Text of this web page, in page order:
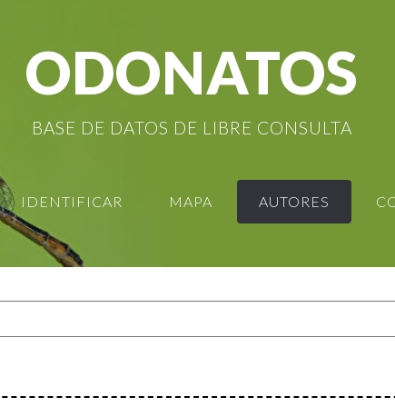
ODONATOS
BASE DE DATOS DE LIBRE CONSULTA
IDENTIFICAR MAPA AUTORES